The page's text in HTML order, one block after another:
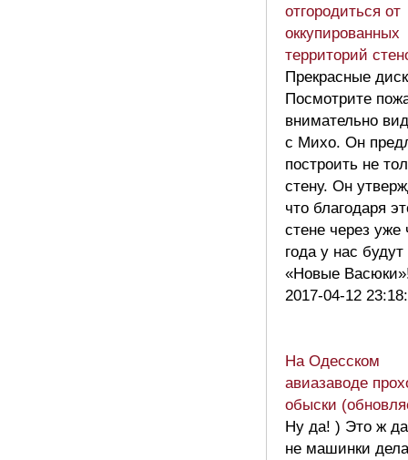
отгородиться от
оккупированных
территорий
Прекрасные
Посмотрите
внимательно
с Михо. Он
построить не
стену. Он
что благодаря
стене через уже
года у нас будут
«Новые
2017-04-12
На Одесском
авиазаводе
обыски
Ну да! ) Это ж
не машинки